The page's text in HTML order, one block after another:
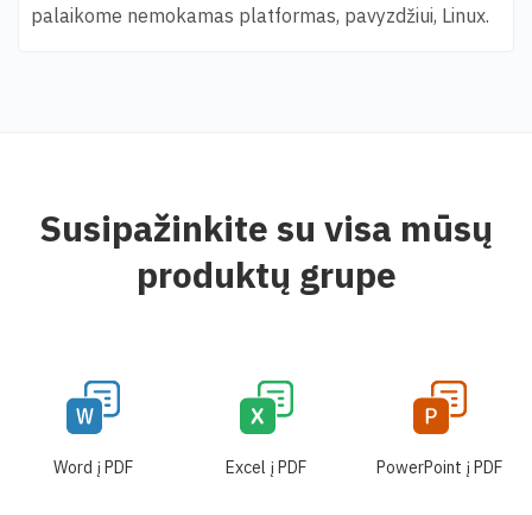
palaikome nemokamas platformas, pavyzdžiui, Linux.
Susipažinkite su visa mūsų
produktų grupe
Word į PDF Excel į PDF PowerPoint į PDF